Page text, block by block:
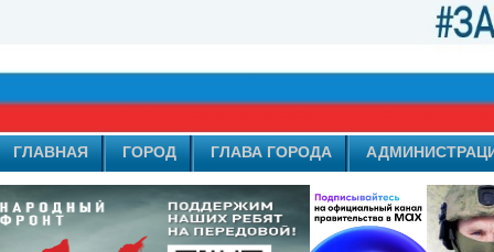
ГЛАВНАЯ ГОРОД ГЛАВА ГОРОДА